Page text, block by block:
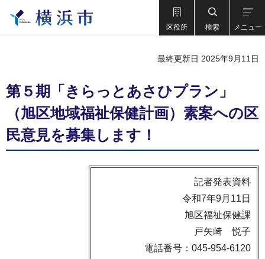
区役所 検索 メニュー
最終更新日 2025年9月11日
第５期「きらっとあさひプラン」
（旭区地域福祉保健計画）素案への区
民意見を募集します！
記者発表資料
令和7年9月11日
旭区福祉保健課
戸矢﨑 悦子
電話番号：045-954-6120